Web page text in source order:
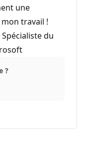
une
travail !
du
?